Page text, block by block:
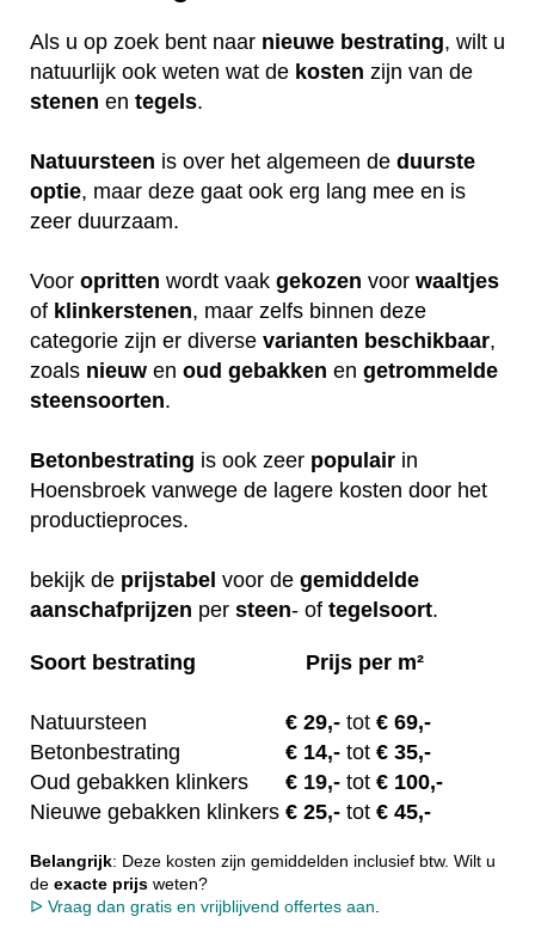
Als u op zoek bent naar nieuwe bestrating, wilt u
natuurlijk ook weten wat de kosten zijn van de
stenen en tegels.
Natuursteen is over het algemeen de duurste
optie, maar deze gaat ook erg lang mee en is
zeer duurzaam.
Voor opritten wordt vaak gekozen voor waaltjes
of klinkerstenen, maar zelfs binnen deze
categorie zijn er diverse varianten beschikbaar,
zoals nieuw en oud gebakken en getrommelde
steensoorten.
Betonbestrating is ook zeer populair in
Hoensbroek vanwege de lagere kosten door het
productieproces.
bekijk de prijstabel voor de gemiddelde
aanschafprijzen per steen- of tegelsoort.
Soort bestrating Prijs per m²
Natuursteen € 29,- tot € 69,-
Betonbestrating
€ 14,- tot € 35,-
Oud gebakken klinkers
€ 19,- tot € 100,-
Nieuwe gebakken klinkers € 25,- tot € 45,-
Belangrijk: Deze kosten zijn gemiddelden inclusief btw. Wilt u
de exacte prijs weten?
ᐅ Vraag dan gratis en vrijblijvend offertes aan